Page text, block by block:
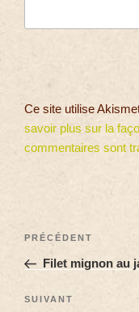
Ce site utilise
savoir plus sur la
commentaires sont
PRÉCÉDENT
Filet mignon au
SUIVANT